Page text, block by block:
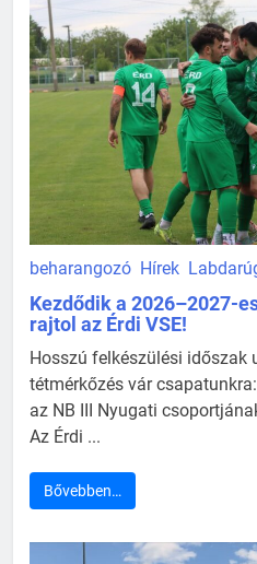
beharangozó Hírek
Kezdődik a 2026–2027-
rajtol az Érdi VSE!
Hosszú felkészülési időszak
tétmérkőzés vár
az NB III Nyugati
Az Érdi ...
Bővebben…